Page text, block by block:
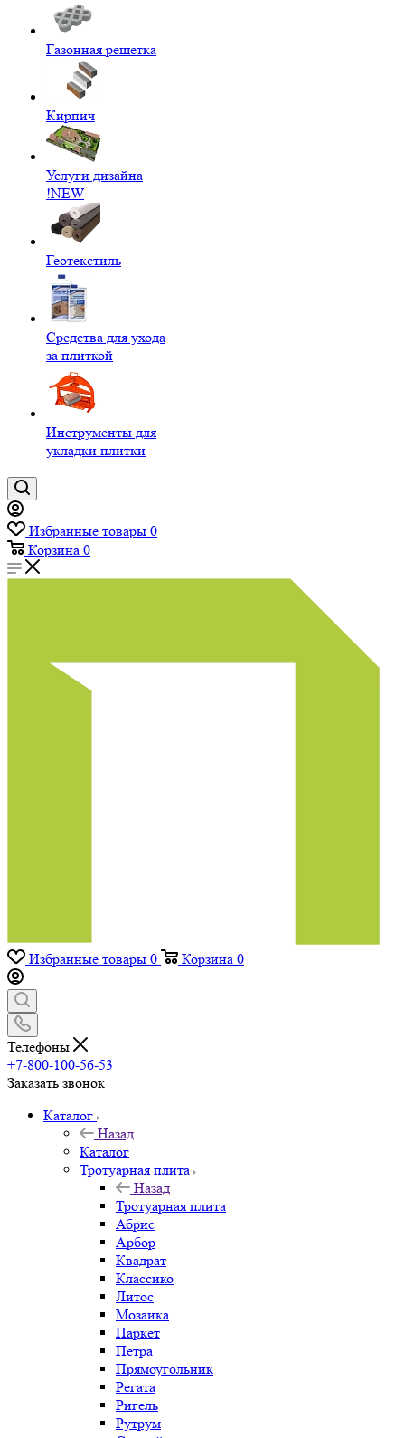
Газонная решетка
Кирпич
Услуги дизайна
!NEW
Геотекстиль
Средства для ухода
за плиткой
Инструменты для
укладки плитки
Избранные товары 0
Корзина 0
Избранные товары 0 Корзина 0
Телефоны
+7-800-100-56-53
Заказать звонок
Каталог
Назад
Каталог
Тротуарная плита
Назад
Тротуарная плита
Абрис
Арбор
Квадрат
Классико
Литос
Мозаика
Паркет
Петра
Прямоугольник
Регата
Ригель
Рутрум